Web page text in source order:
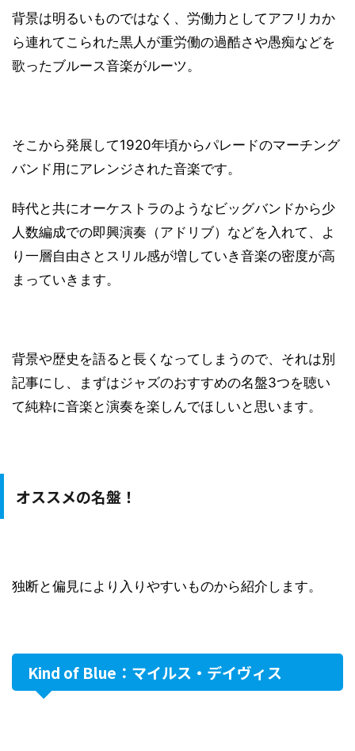
背景は明るいものではなく、労働力としてアフリカか
ら連れてこられた黒人が重労働の過酷さや愚痴などを
歌ったブルース音楽がルーツ。
そこから発展して1920年頃からパレードのマーチング
バンド用にアレンジされた音楽です。
時代と共にオーケストラのようなビッグバンドから少
人数編成での即興演奏（アドリブ）などを入れて、よ
り一層自由さとスリル感が増していき音楽の密度が高
まっていきます。
背景や歴史を語ると長くなってしまうので、それは別
記事にし、まずはジャズのおすすめの名盤3つを聴い
て純粋に音楽と演奏を楽しんでほしいと思います。
オススメの名盤！
独断と偏見により入りやすいものから紹介します。
Kind of Blue：マイルス・デイヴィス